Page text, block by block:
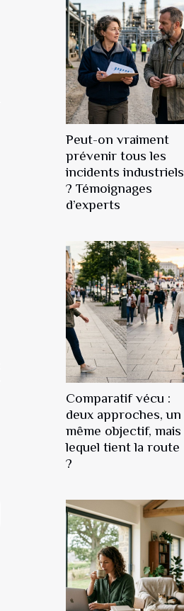
Peut-on vraiment
prévenir tous les
incidents industriels
? Témoignages
d’experts
Comparatif vécu :
deux approches, un
même objectif, mais
lequel tient la route
?